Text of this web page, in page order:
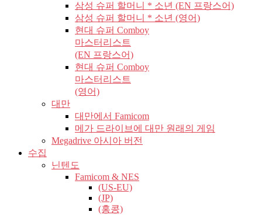
삼성 슈퍼 할머니 * 소년 (EN 프랑스어)
삼성 슈퍼 할머니 * 소년 (영어)
현대 슈퍼 Comboy
마스터리스트
(EN 프랑스어)
현대 슈퍼 Comboy
마스터리스트
(영어)
대만
대만에서 Famicom
메가 드라이브에 대만 원래의 게임
Megadrive 아시아 버전
수집
닌텐도
Famicom & NES
(US-EU)
(JP)
(홍콩)